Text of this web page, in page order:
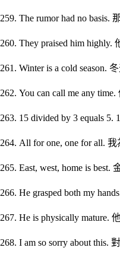
259. The rumor had no basis.
260. They praised him highly.
261. Winter is a cold season.
262. You can call me any
263. 15 divided by 3 equals 5.
264. All for one, one for all.
265. East, west, home is
266. He grasped both my
267. He is physically mature.
268. I am so sorry about this.